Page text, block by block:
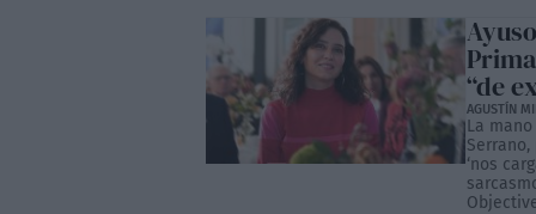
“de
AGUSTÍN
La
‘nos